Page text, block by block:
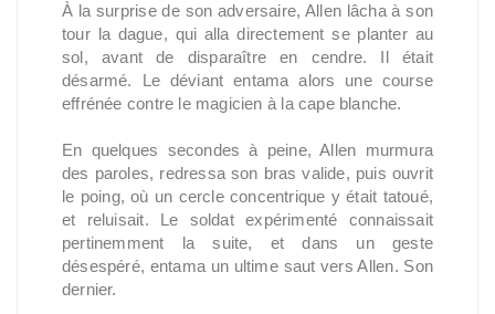
À la surprise de son adversaire, Allen lâcha à son
tour la dague, qui alla directement se planter au
sol, avant de disparaître en cendre. Il était
désarmé. Le déviant entama alors une course
effrénée contre le magicien à la cape blanche.
En quelques secondes à peine, Allen murmura
des paroles, redressa son bras valide, puis ouvrit
le poing, où un cercle concentrique y était tatoué,
et reluisait. Le soldat expérimenté connaissait
pertinemment la suite, et dans un geste
désespéré, entama un ultime saut vers Allen. Son
dernier.